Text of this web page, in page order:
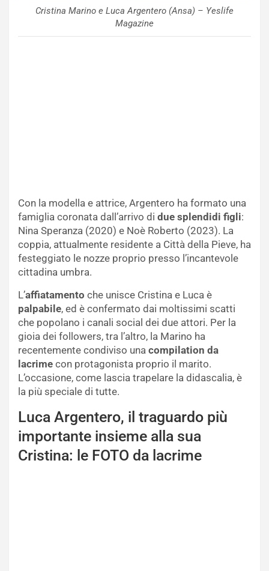
Cristina Marino e Luca Argentero (Ansa) – Yeslife
Magazine
Con la modella e attrice, Argentero ha formato una
famiglia coronata dall’arrivo di due splendidi figli:
Nina Speranza (2020) e Noè Roberto (2023). La
coppia, attualmente residente a Città della Pieve, ha
festeggiato le nozze proprio presso l’incantevole
cittadina umbra.
L’affiatamento che unisce Cristina e Luca è
palpabile, ed è confermato dai moltissimi scatti
che popolano i canali social dei due attori. Per la
gioia dei followers, tra l’altro, la Marino ha
recentemente condiviso una compilation da
lacrime con protagonista proprio il marito.
L’occasione, come lascia trapelare la didascalia, è
la più speciale di tutte.
Luca Argentero, il traguardo più
importante insieme alla sua
Cristina: le FOTO da lacrime